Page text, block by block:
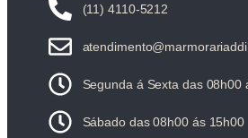
(11) 4110-5212
Segunda á Sexta das 08h00
Sábado das 08h00 ás 15h00